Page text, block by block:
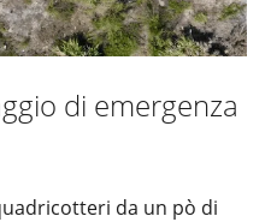
di emergenza
da un pò di